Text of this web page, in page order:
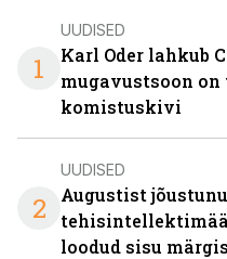
1
UUDISED
Karl Oder lahkub
mugavustsoon
komistuskivi
2
UUDISED
Augustist
loodud sisu